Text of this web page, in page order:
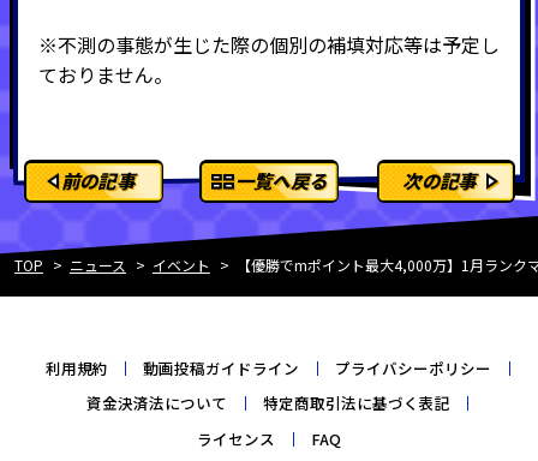
※不測の事態が生じた際の個別の補填対応等は予定し
ておりません。
前の記事 一覧へ戻る 次の記事
TOP ニュース イベント 【優勝でmポイント最大4,000万】1月ラン
利用規約 動画投稿ガイドライン
プライバシーポリシー
資金決済法について
特定商取引法に基づく表記
ライセンス
FAQ